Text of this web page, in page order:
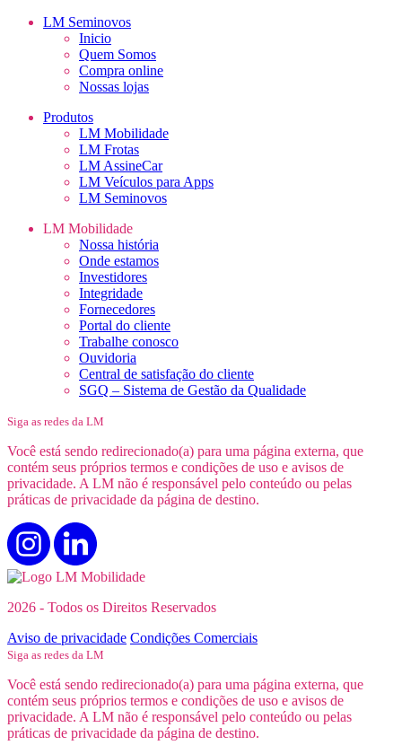
LM Seminovos
Inicio
Quem Somos
Compra online
Nossas lojas
Produtos
LM Mobilidade
LM Frotas
LM AssineCar
LM Veículos para Apps
LM Seminovos
LM Mobilidade
Nossa história
Onde estamos
Investidores
Integridade
Fornecedores
Portal do cliente
Trabalhe conosco
Ouvidoria
Central de satisfação do cliente
SGQ – Sistema de Gestão da Qualidade
Siga as redes da LM
Você está sendo redirecionado(a) para uma página externa, que
contém seus próprios termos e condições de uso e avisos de
privacidade. A LM não é responsável pelo conteúdo ou pelas
práticas de privacidade da página de destino.
2026 - Todos os Direitos Reservados
Aviso de privacidade Condições Comerciais
Siga as redes da LM
Você está sendo redirecionado(a) para uma página externa, que
contém seus próprios termos e condições de uso e avisos de
privacidade. A LM não é responsável pelo conteúdo ou pelas
práticas de privacidade da página de destino.